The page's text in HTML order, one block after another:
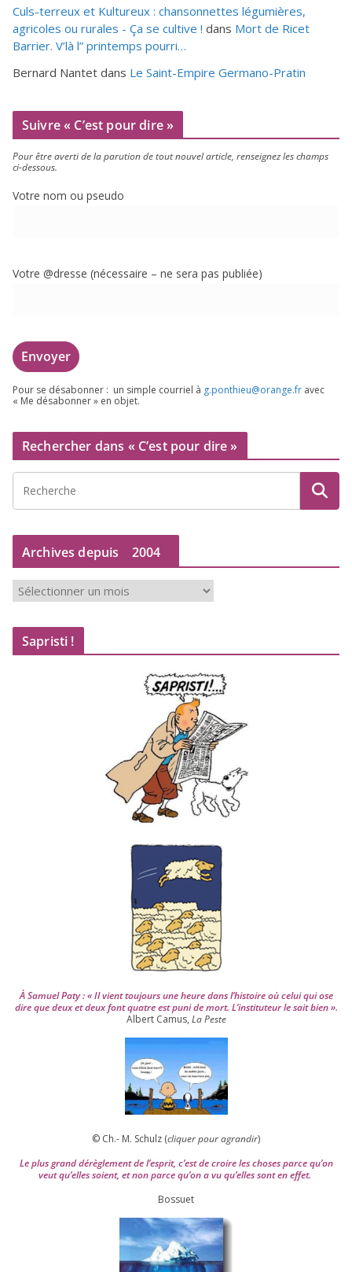
Culs-terreux et Kultureux : chansonnettes légumières,
agricoles ou rurales - Ça se cultive ! dans Mort de Ricet
Barrier. V’là l” printemps pourri…
Bernard Nantet dans Le Saint-Empire Germano-Pratin
Suivre « C’est pour dire »
Pour être aver­ti de la paru­tion de tout nou­vel article, ren­sei­gnez les champs
ci-dessous.
Votre nom ou pseudo
Votre @dresse (néces­saire – ne sera pas publiée)
Pour se désa­bon­ner : un simple cour­riel à g.​ponthieu@​orange.​fr avec
« Me désa­bon­ner » en objet.
Rechercher dans « C’est pour dire »
Archives depuis 2004
c
Sapristi !
À Samuel Paty : « Il vient tou­jours une heure dans l’his­toire où celui qui ose
dire que deux et deux font quatre est puni de mort. L’instituteur le sait bien ».
Albert Camus, La Peste
© Ch.- M. Schulz (cli­quer pour agran­dir)
Le plus grand dérè­gle­ment de l’es­prit, c’est de croire les choses parce qu’on
veut qu’elles soient, et non parce qu’on a vu qu’elles sont en effet.
Bossuet